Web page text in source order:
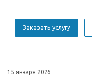
Заказать услугу
15 января 2026